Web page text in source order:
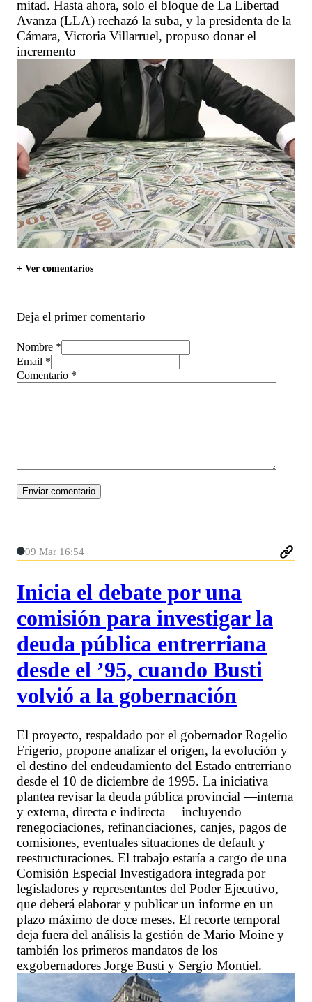
mitad. Hasta ahora, solo el bloque de La Libertad
Avanza (LLA) rechazó la suba, y la presidenta de la
Cámara, Victoria Villarruel, propuso donar el
incremento
+ Ver comentarios
Deja el primer comentario
Nombre *
Email *
Comentario *
09 Mar 16:54
Inicia el debate por una
comisión para investigar la
deuda pública entrerriana
desde el ’95, cuando Busti
volvió a la gobernación
El proyecto, respaldado por el gobernador Rogelio
Frigerio, propone analizar el origen, la evolución y
el destino del endeudamiento del Estado entrerriano
desde el 10 de diciembre de 1995. La iniciativa
plantea revisar la deuda pública provincial —interna
y externa, directa e indirecta— incluyendo
renegociaciones, refinanciaciones, canjes, pagos de
comisiones, eventuales situaciones de default y
reestructuraciones. El trabajo estaría a cargo de una
Comisión Especial Investigadora integrada por
legisladores y representantes del Poder Ejecutivo,
que deberá elaborar y publicar un informe en un
plazo máximo de doce meses. El recorte temporal
deja fuera del análisis la gestión de Mario Moine y
también los primeros mandatos de los
exgobernadores Jorge Busti y Sergio Montiel.